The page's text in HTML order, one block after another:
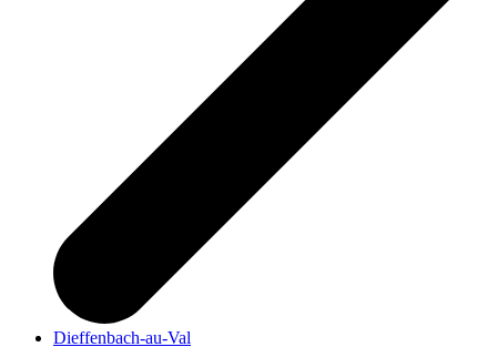
Dieffenbach-au-Val